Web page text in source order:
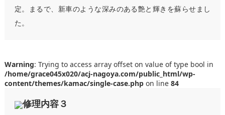
定。まるで、新車のような深みのある艶と輝きを蘇らせまし
た。
Warning: Trying to access array offset on value of type bool in
/home/grace045x020/acj-nagoya.com/public_html/wp-
content/themes/kamac/single-case.phpon line 84
修理内容３